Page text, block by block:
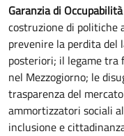
Garanzia di
costruzione di politiche
prevenire la perdita
posteriori; il legame tra
nel Mezzogiorno; le
trasparenza del
ammortizzatori sociali
inclusione e